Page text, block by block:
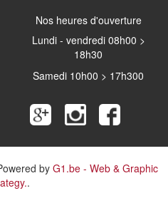
Nos heures d'ouverture
Lundi - vendredi 08h00 >
18h30
Samedi 10h00 > 17h300
byG1.be - Web & Graphic
.